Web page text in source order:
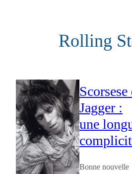
Rolling
Scorsese
Jagger :
une
Bonne nouvelle